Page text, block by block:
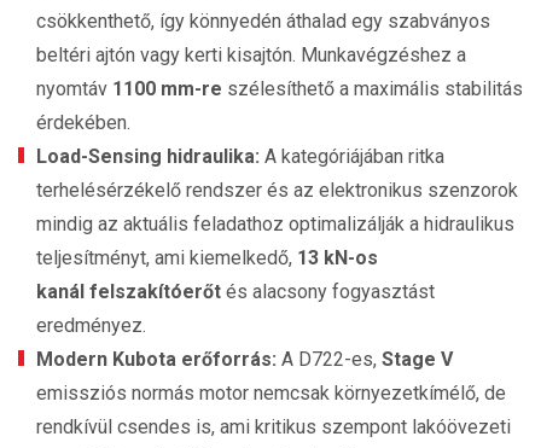
csökkenthető, így könnyedén áthalad egy szabványos
beltéri ajtón vagy kerti kisajtón. Munkavégzéshez a
nyomtáv 1100 mm-re szélesíthető a maximális stabilitás
érdekében.
Load-Sensing hidraulika: A kategóriájában ritka
terhelésérzékelő rendszer és az elektronikus szenzorok
mindig az aktuális feladathoz optimalizálják a hidraulikus
teljesítményt, ami kiemelkedő, 13 kN-os
kanál felszakítóerőt és alacsony fogyasztást
eredményez.
Modern Kubota erőforrás: A D722-es, Stage V
emissziós normás motor nemcsak környezetkímélő, de
rendkívül csendes is, ami kritikus szempont lakóövezeti